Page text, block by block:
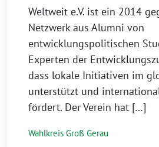
Weltweit e.V. ist ein 2014
Netzwerk aus Alumni von
entwicklungspolitischen
Experten der
dass lokale Initiativen im
unterstützt und
fördert. Der Verein hat […]
Wahlkreis Groß Gerau